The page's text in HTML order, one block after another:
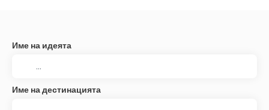
Име на идеята
Име на дестинацията